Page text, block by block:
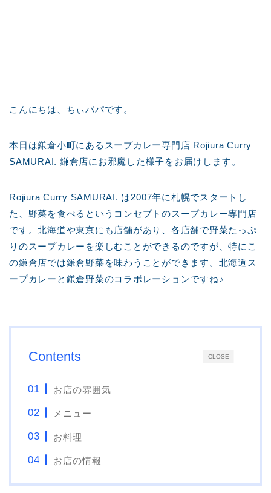
こんにちは、ちぃパパです。
本日は鎌倉小町にあるスープカレー専門店 Rojiura Curry
SAMURAI. 鎌倉店にお邪魔した様子をお届けします。
Rojiura Curry SAMURAI. は2007年に札幌でスタートし
た、野菜を食べるというコンセプトのスープカレー専門店
です。北海道や東京にも店舗があり、各店舗で野菜たっぷ
りのスープカレーを楽しむことができるのですが、特にこ
の鎌倉店では鎌倉野菜を味わうことができます。北海道ス
ープカレーと鎌倉野菜のコラボレーションですね♪
CLOSE
Contents
お店の雰囲気
メニュー
お料理
お店の情報